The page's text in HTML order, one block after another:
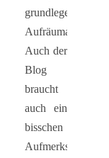
grundlegende
Aufräumaktionen.
Auch der
Blog
braucht
auch ein
bisschen
Aufmerksamkeit,